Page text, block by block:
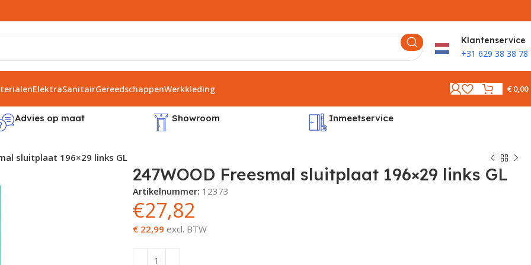
Klantenservice
+31 629 38 38 78
ElektraSanitairGereedschappenWerkkleding €0,00
Advies op maat Showroom Inmeetservice
sluitplaat 196×29 links GL
247WOOD Freesmal sluitplaat 196×29 links GL
Artikelnummer: 12373
€27,82
€ 22,99 excl. BTW